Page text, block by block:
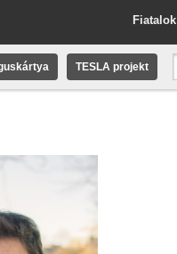
Fiatalok
TESLA projekt